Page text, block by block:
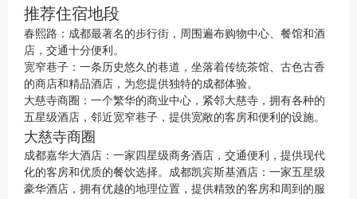
推荐住宿地段
春熙路：成都最著名的步行街，周围遍布购物中心、餐馆和酒
店，交通十分便利。
宽窄巷子：一条历史悠久的巷道，坐落着传统茶馆、古色古香
的商店和精品酒店，为您提供独特的成都体验。
大慈寺商圈：一个繁华的商业中心，紧邻大慈寺，拥有各种的
五星级酒店，邻近宽窄巷子，提供宽敞的客房和便利的设施。
大慈寺商圈
成都嘉华大酒店：一家四星级商务酒店，交通便利，提供现代
化的客房和优质的餐饮选择。成都凯宾斯基酒店：一家五星级
豪华酒店，拥有优越的地理位置，提供精致的客房和周到的服